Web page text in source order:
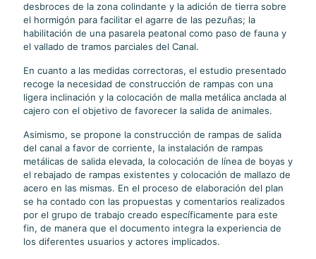
desbroces de la zona colindante y la adición de tierra sobre
el hormigón para facilitar el agarre de las pezuñas; la
habilitación de una pasarela peatonal como paso de fauna y
el vallado de tramos parciales del Canal.
En cuanto a las medidas correctoras, el estudio presentado
recoge la necesidad de construcción de rampas con una
ligera inclinación y la colocación de malla metálica anclada al
cajero con el objetivo de favorecer la salida de animales.
Asimismo, se propone la construcción de rampas de salida
del canal a favor de corriente, la instalación de rampas
metálicas de salida elevada, la colocación de línea de boyas y
el rebajado de rampas existentes y colocación de mallazo de
acero en las mismas. En el proceso de elaboración del plan
se ha contado con las propuestas y comentarios realizados
por el grupo de trabajo creado específicamente para este
fin, de manera que el documento integra la experiencia de
los diferentes usuarios y actores implicados.